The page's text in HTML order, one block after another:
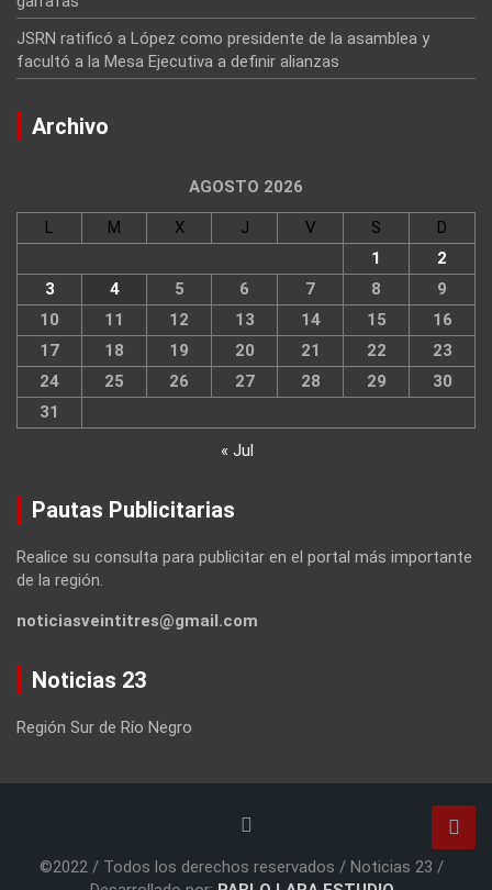
JSRN ratificó a López como presidente de la asamblea y
facultó a la Mesa Ejecutiva a definir alianzas
Archivo
AGOSTO 2026
L M X J V S
D
1
2
3
4 5 6 7 8
9
10
11 12 13 14 15
16
17
18 19 20 21 22
23
24
25 26 27 28 29
30
31
« Jul
Pautas Publicitarias
Realice su consulta para publicitar en el portal más importante
de la región.
noticiasveintitres@gmail.com
Noticias 23
Región Sur de Río Negro
©2022 / Todos los derechos reservados / Noticias 23 /